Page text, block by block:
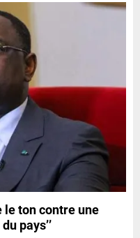
le ton contre une
pays’’